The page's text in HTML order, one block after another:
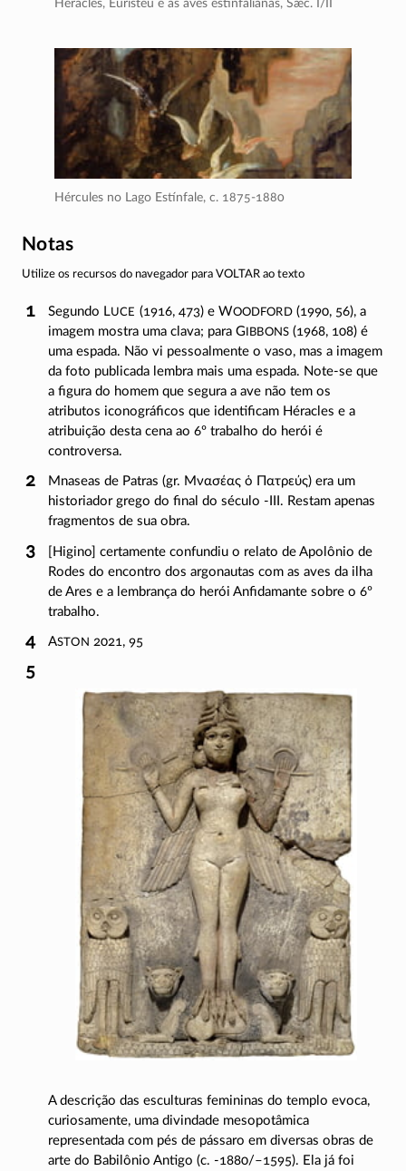
Héracles, Euristeu e as aves estinfalianas, Sæc. I/II
Hércules no Lago Estínfale, c. 1875-1880
Notas
Utilize os recursos do navegador para VOLTAR ao texto
Segundo Luce (1916, 473) e Woodford(1990, 56), a
imagem mostra uma clava; para Gibbons (1968, 108) é
uma espada. Não vi pessoalmente o vaso, mas a imagem
da foto publicada lembra mais uma espada. Note-seque
a figura do homem que segura a ave não tem os
atributos iconográficos que identificam Héracles e a
atribuição desta cena ao 6º trabalho do herói é
controversa.
Mnaseas de Patras (gr. Μνασέας ὁ Πατρεύς) era um
historiador grego do final do século -III . Restam apenas
fragmentos de sua obra.
[Higino] certamente confundiu o relato de Apolônio de
Rodes do encontro dos argonautas com as aves da ilha
de Ares e a lembrança do herói Anfidamante sobre o 6º
trabalho.
Aston 2021, 95
A descrição das esculturas femininas do templo evoca,
curiosamente, uma divindade mesopotâmica
representada com pés de pássaro em diversas obras de
arte do Babilônio Antigo (c. -1880/–1595). Ela já foi